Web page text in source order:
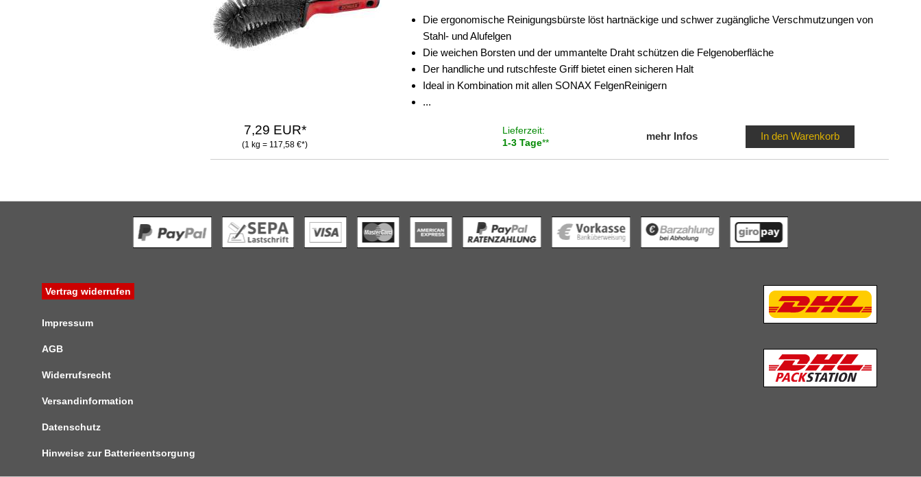
Die ergonomische Reinigungsbürste löst hartnäckige und schwer zugängliche Verschmutzungen von
Stahl- und Alufelgen
Die weichen Borsten und der ummantelte Draht schützen die Felgenoberfläche
Der handliche und rutschfeste Griff bietet einen sicheren Halt
Ideal in Kombination mit allen SONAX FelgenReinigern
...
7,29 EUR*
(1 kg = 117,58 €*)
Lieferzeit:
1-3 Tage**
mehr Infos In den Warenkorb
Vertrag widerrufen
Impressum
AGB
Widerrufsrecht
Versandinformation
Datenschutz
Hinweise zur Batterieentsorgung